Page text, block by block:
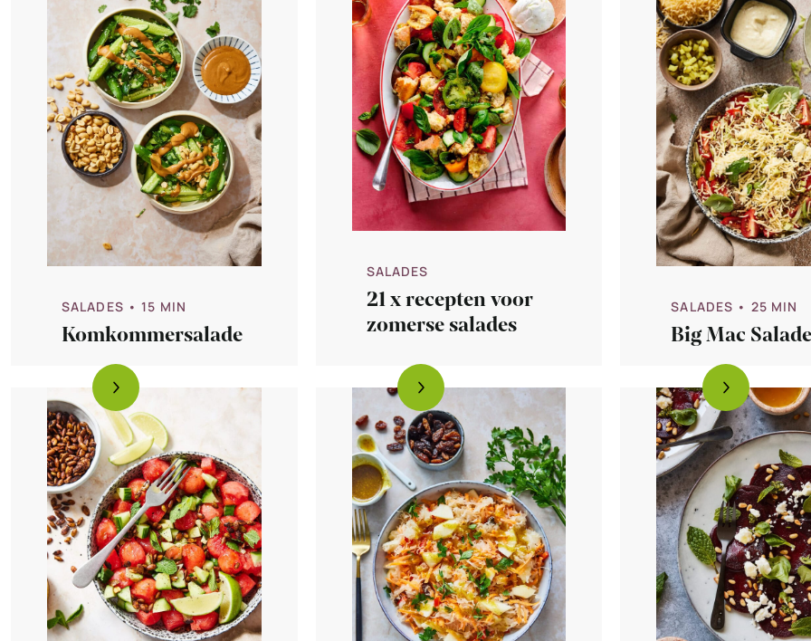
SALADES • 15 MIN
Komkommersalade
SALADES
21 x recepten voor
zomerse salades
SALADES • 25 MIN
Big Mac